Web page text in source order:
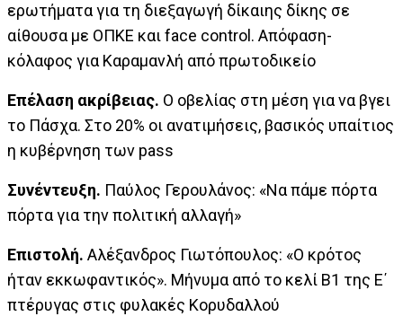
ερωτήματα για τη διεξαγωγή δίκαιης δίκης σε
αίθουσα με ΟΠΚΕ και face control. Απόφαση-
κόλαφος για Καραμανλή από πρωτοδικείο
Επέλαση ακρίβειας. Ο οβελίας στη μέση για να βγει
το Πάσχα. Στο 20% οι ανατιμήσεις, βασικός υπαίτιος
η κυβέρνηση των pass
Συνέντευξη. Παύλος Γερουλάνος: «Να πάμε πόρτα
πόρτα για την πολιτική αλλαγή»
Επιστολή. Αλέξανδρος Γιωτόπουλος: «Ο κρότος
ήταν εκκωφαντικός». Μήνυμα από το κελί Β1 της Ε΄
πτέρυγας στις φυλακές Κορυδαλλού